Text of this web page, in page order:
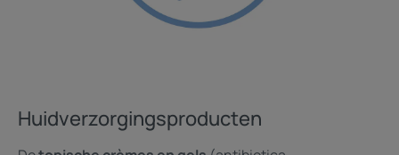
Huidverzorgingsproducten